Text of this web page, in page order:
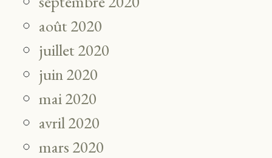
août 2020
juillet 2020
juin 2020
mai 2020
avril 2020
mars 2020